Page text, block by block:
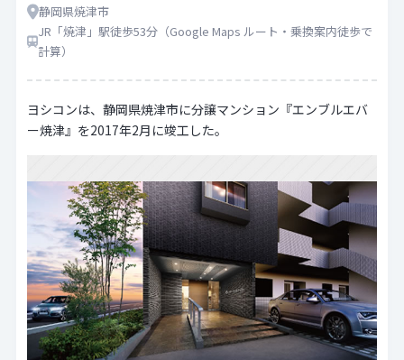
静岡県焼津市
JR「焼津」駅徒歩53分（Google Maps ルート・乗換案内徒歩で
計算）
ヨシコンは、静岡県焼津市に分譲マンション『エンブルエバ
ー焼津』を2017年2月に竣工した。